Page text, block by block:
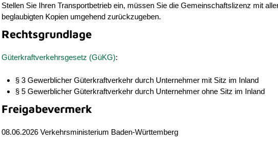
Stellen Sie Ihren Transportbetrieb ein, müssen Sie die Gemeinschaftslizenz mit
beglaubigten Kopien umgehend zurückzugeben.
Rechtsgrundlage
Güterkraftverkehrsgesetz (GüKG):
§ 3 Gewerblicher Güterkraftverkehr durch Unternehmer mit Sitz im Inland
§ 5 Gewerblicher Güterkraftverkehr durch Unternehmer ohne Sitz im Inland
Freigabevermerk
08.06.2026 Verkehrsministerium Baden-Württemberg